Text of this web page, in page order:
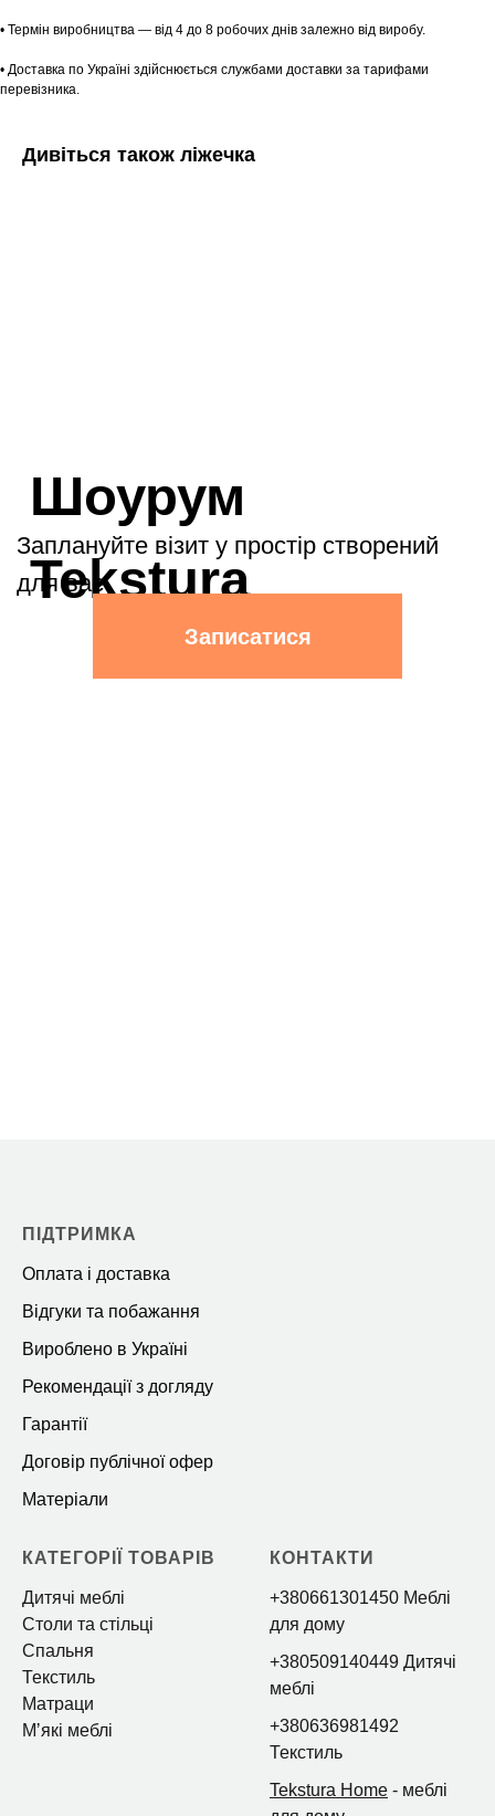
• Термін виробництва — від 4 до 8 робочих днів залежно від виробу.
• Доставка по Україні здійснюється службами доставки за тарифами
перевізника.
Дивіться також ліжечка
ПІДТРИМКА
Оплата і доставка
Відгуки та побажання
Вироблено в Україні
Рекомендації з догляду
Гарантії
Договір публічної офер
Матеріали
КАТЕГОРІЇ ТОВАРІВ
Дитячі меблі
Столи та стільці
Спальня
Текстиль
Матраци
Мʼякі меблі
КОНТАКТИ
+380661301450 Меблі
для дому
+380509140449 Дитячі
меблі
+380636981492
Текстиль
Tekstura Home - меблі